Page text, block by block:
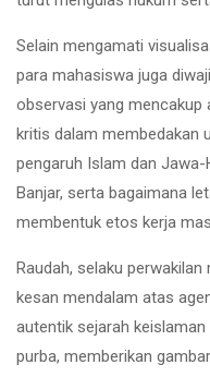
Selain mengamati
para mahasiswa juga
observasi yang
kritis dalam membedakan
pengaruh Islam dan
Banjar, serta bagaimana
membentuk etos kerja
Raudah, selaku
kesan mendalam atas
autentik sejarah
purba, memberikan